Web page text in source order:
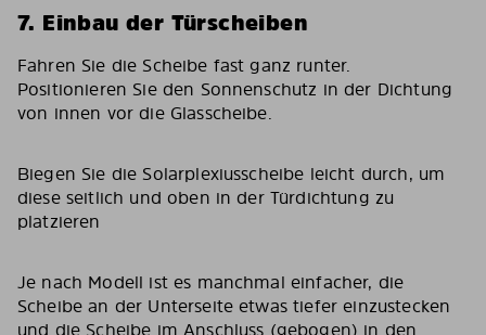
7. Einbau der Türscheiben
Fahren Sie die Scheibe fast ganz runter.
Positionieren Sie den Sonnenschutz in der Dichtung
von innen vor die Glasscheibe.
Biegen Sie die Solarplexiusscheibe leicht durch, um
diese seitlich und oben in der Türdichtung zu
platzieren
Je nach Modell ist es manchmal einfacher, die
Scheibe an der Unterseite etwas tiefer einzustecken
und die Scheibe im Anschluss (gebogen) in den